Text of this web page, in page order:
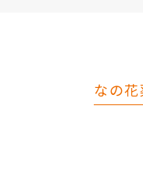
なの